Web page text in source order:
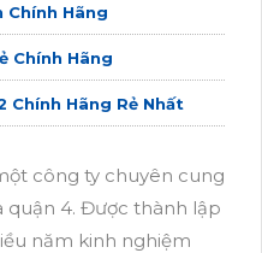
Chính Hãng
Chính Hãng
Chính Hãng Rẻ Nhất
công ty chuyên cung
quận 4. Được thành lập
năm kinh nghiệm